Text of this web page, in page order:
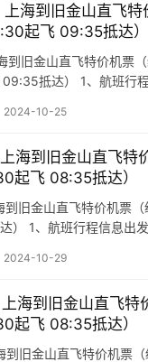
上海到旧金山直飞
起飞 09:35抵达）
到旧金山直飞特价机票
抵达） 1、航班行
Time) (Arrival
2024-10-25
海到旧金山直飞特
起飞 08:35抵达）
到旧金山直飞特价机票
） 1、航班行程信息出
(Arrival Time) 出
2024-10-29
海到旧金山直飞特
起飞 08:35抵达）
到旧金山直飞特价机票